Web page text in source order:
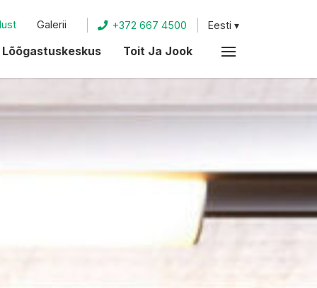
Galerii +372 667 4500 Eesti
Lõõgastuskeskus Toit Ja Jook